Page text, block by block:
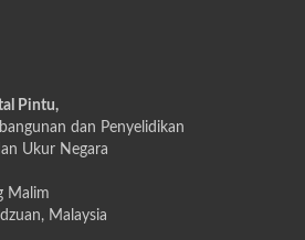
Pintu,
dan Penyelidikan
Ukur Negara
Malim
Malaysia